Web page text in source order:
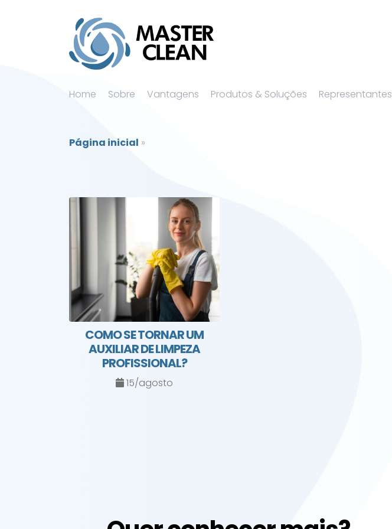
Home Sobre Vantagens Produtos & Soluções Representantes
Página inicial »
COMO SE TORNAR UM
AUXILIAR DE LIMPEZA
PROFISSIONAL?
15/agosto